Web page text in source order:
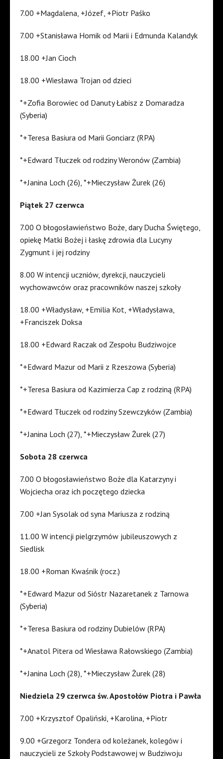
7.00 +Magdalena, +Józef, +Piotr Paśko
7.00 +Stanisława Homik od Marii i Edmunda Kalandyk
18.00 +Jan Cioch
18.00 +Wiesława Trojan od dzieci
*+Zofia Borowiec od Danuty Łabisz z Domaradza
(Syberia)
*+Teresa Basiura od Marii Gonciarz (RPA)
*+Edward Tłuczek od rodziny Weronów (Zambia)
*+Janina Loch (26), *+Mieczysław Żurek (26)
Piątek 27 czerwca
7.00 O błogosławieństwo Boże, dary Ducha Świętego,
opiekę Matki Bożej i łaskę zdrowia dla Lucyny
Zygmunt i jej rodziny
8.00 W intencji uczniów, dyrekcji, nauczycieli
wychowawców oraz pracowników naszej szkoły
18.00 +Władysław, +Emilia Kot, +Władysława,
+Franciszek Doksa
18.00 +Edward Raczak od Zespołu Budziwojce
*+Edward Mazur od Marii z Rzeszowa (Syberia)
*+Teresa Basiura od Kazimierza Cap z rodziną (RPA)
*+Edward Tłuczek od rodziny Szewczyków (Zambia)
*+Janina Loch (27), *+Mieczysław Żurek (27)
Sobota 28 czerwca
7.00 O błogosławieństwo Boże dla Katarzyny i
Wojciecha oraz ich poczętego dziecka
7.00 +Jan Sysolak od syna Mariusza z rodziną
11.00 W intencji pielgrzymów jubileuszowych z
Siedlisk
18.00 +Roman Kwaśnik (rocz.)
*+Edward Mazur od Sióstr Nazaretanek z Tarnowa
(Syberia)
*+Teresa Basiura od rodziny Dubielów (RPA)
*+Anatol Pitera od Wiesława Rałowskiego (Zambia)
*+Janina Loch (28), *+Mieczysław Żurek (28)
Niedziela 29 czerwca św. Apostołów Piotra i Pawła
7.00 +Krzysztof Opaliński, +Karolina, +Piotr
9.00 +Grzegorz Tondera od koleżanek, kolegów i
nauczycieli ze Szkoły Podstawowej w Budziwoju